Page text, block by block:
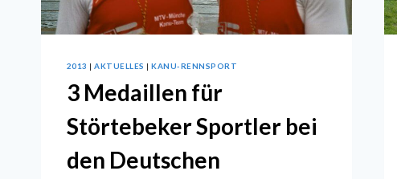
2013 |AKTUELLES |KANU-RENNSPORT
3 Medaillen für
Störtebeker Sportler bei
den Deutschen